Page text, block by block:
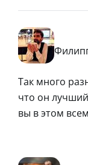
Так много
что он
вы в этом